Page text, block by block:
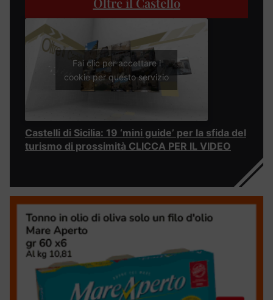
Fai clic per accettare i
cookie per questo servizio
Castelli di Sicilia: 19 ‘mini guide’ per la sfida del
turismo di prossimità CLICCA PER IL VIDEO